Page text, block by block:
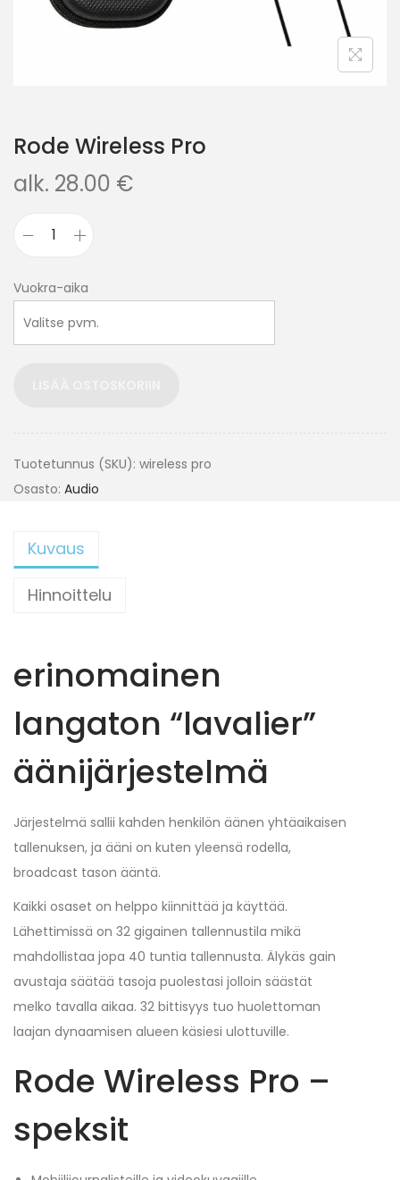
Rode Wireless Pro
alk. 28.00 €
Vuokra-aika
Tuotetunnus (SKU): wireless pro
Osasto: Audio
Kuvaus
Hinnoittelu
erinomainen
langaton “lavalier”
äänijärjestelmä
Järjestelmä sallii kahden henkilön äänen yhtäaikaisen
tallenuksen, ja ääni on kuten yleensä rodella,
broadcast tason ääntä.
Kaikki osaset on helppo kiinnittää ja käyttää.
Lähettimissä on 32 gigainen tallennustila mikä
mahdollistaa jopa 40 tuntia tallennusta. Älykäs gain
avustaja säätää tasoja puolestasi jolloin säästät
melko tavalla aikaa. 32 bittisyys tuo huolettoman
laajan dynaamisen alueen käsiesi ulottuville.
Rode Wireless Pro –
speksit